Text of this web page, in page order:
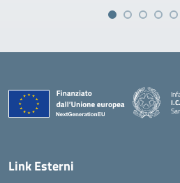
Link Esterni